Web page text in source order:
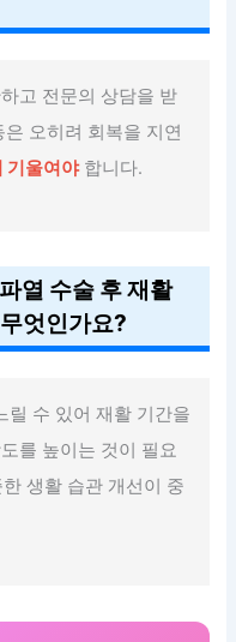
고 전문의 상담을 받
오히려 회복을 지연
기울여야합니다.
열 수술 후 재활
엇인가요?
릴 수 있어 재활 기간을
를 높이는 것이 필요
생활 습관 개선이 중